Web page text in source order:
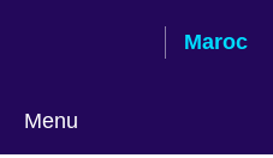
Maroc
Menu